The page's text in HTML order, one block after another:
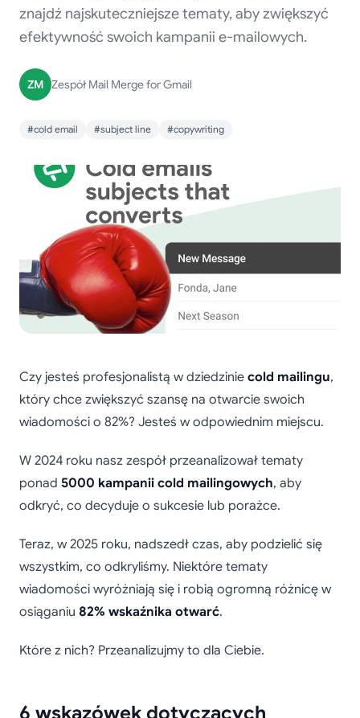
znajdź najskuteczniejsze tematy, aby zwiększyć
efektywność swoich kampanii e-mailowych.
ZM Zespół Mail Merge for Gmail
#cold email #subject line #copywriting
Czy jesteś profesjonalistą w dziedzinie cold mailingu,
który chce zwiększyć szansę na otwarcie swoich
wiadomości o 82%? Jesteś w odpowiednim miejscu.
W 2024 roku nasz zespół przeanalizował tematy
ponad 5000 kampanii cold mailingowych, aby
odkryć, co decyduje o sukcesie lub porażce.
Teraz, w 2025 roku, nadszedł czas, aby podzielić się
wszystkim, co odkryliśmy. Niektóre tematy
wiadomości wyróżniają się i robią ogromną różnicę w
osiąganiu 82% wskaźnika otwarć.
Które z nich? Przeanalizujmy to dla Ciebie.
6 wskazówek dotyczących